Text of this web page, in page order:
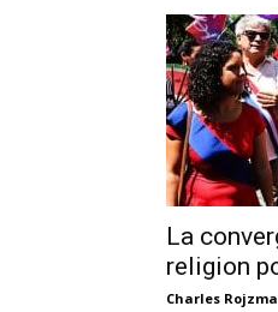
La
religion
Charles